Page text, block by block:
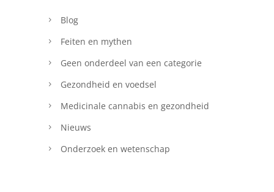
Blog
Feiten en mythen
Geen onderdeel van een categorie
Gezondheid en voedsel
Medicinale cannabis en gezondheid
Nieuws
Onderzoek en wetenschap